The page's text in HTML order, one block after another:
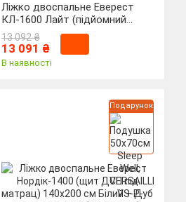
Ліжко двоспальне Еверест
КЛ-1600 Лайт (підйомний
механізм) 160х200 см Дуб
сонома (DTM-4661)
13 092 ₴
13 091 ₴
В наявності
Подарунок